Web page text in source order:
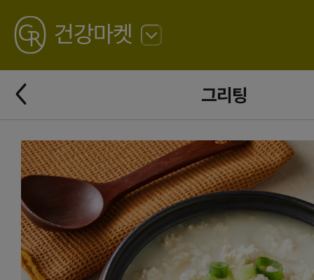
GREATING
건강마켓
로
그리팅
뒤
로
가